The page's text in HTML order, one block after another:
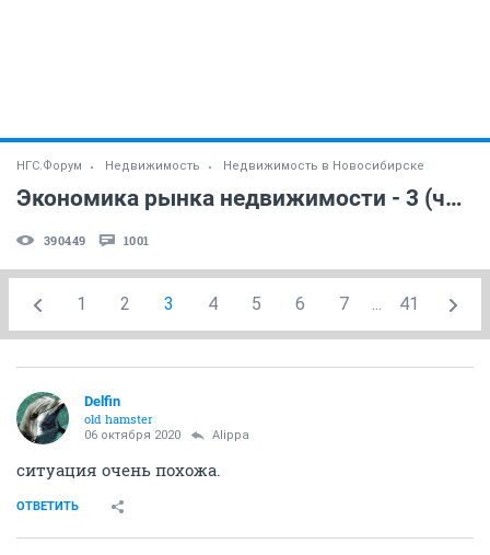
НГС.Форум Недвижимость Недвижимость в Новосибирске
Экономика рынка недвижимости - 3 (часть 18)
390449 1001
1 2 3 4 5 6 7 ... 41
Delfin
old hamster
06 октября 2020 Alippa
ситуация очень похожа.
ОТВЕТИТЬ